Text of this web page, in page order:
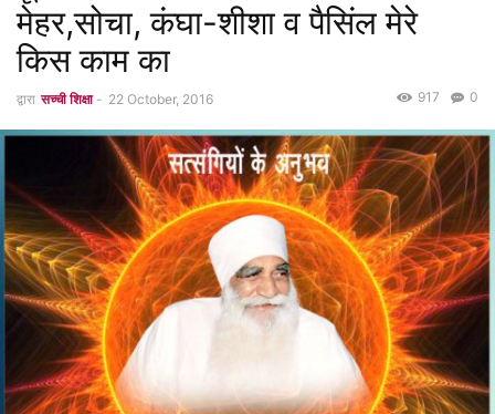
मेहर,सोचा, कंघा-शीशा व पैसिंल मेरे
किस काम का
द्वारा सच्ची शिक्षा - 22 October, 2016 0
917